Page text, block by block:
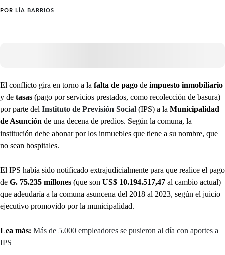
POR LÍA BARRIOS
El conflicto gira en torno a la falta de pago de impuesto inmobiliario
y de tasas (pago por servicios prestados, como recolección de basura)
por parte del Instituto de Previsión Social (IPS) a la Municipalidad
de Asunción de una decena de predios. Según la comuna, la
institución debe abonar por los inmuebles que tiene a su nombre, que
no sean hospitales.
El IPS había sido notificado extrajudicialmente para que realice el pago
de G. 75.235 millones (que son US$ 10.194.517,47 al cambio actual)
que adeudaría a la comuna asuncena del 2018 al 2023, según el juicio
ejecutivo promovido por la municipalidad.
Lea más: Más de 5.000 empleadores se pusieron al día con aportes a
IPS